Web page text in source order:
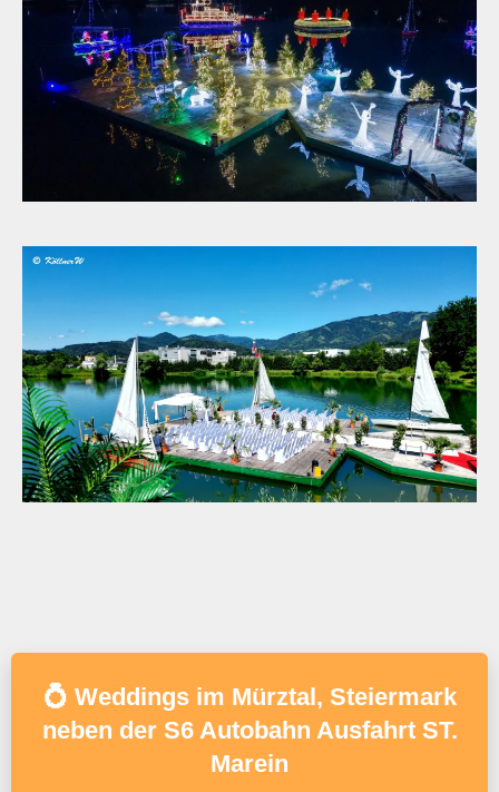
💍 Weddings im Mürztal, Steiermark
neben der S6 Autobahn Ausfahrt ST.
Marein